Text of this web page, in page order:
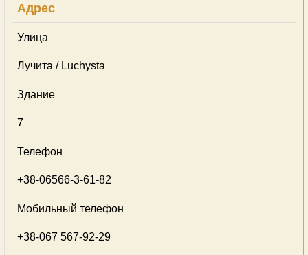
Адрес
Улица
Лучита / Luchysta
Здание
7
Телефон
+38-06566-3-61-82
Мобильный телефон
+38-067 567-92-29